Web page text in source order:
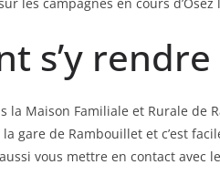
s’y rendre
la Maison Familiale et Rurale
la gare de Rambouillet et c’est
vous mettre en contact